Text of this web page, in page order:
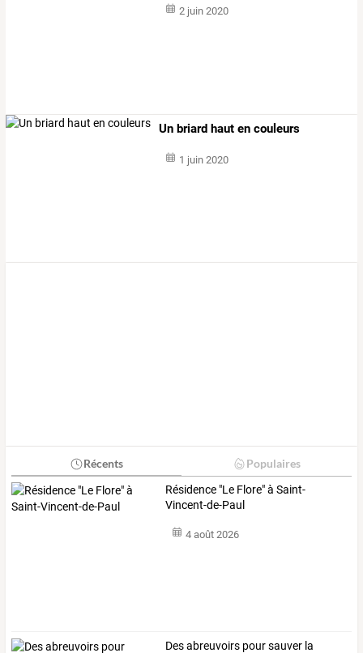
2 juin 2020
Un briard haut en couleurs
1 juin 2020
Récents Populaires
Résidence "Le Flore" à Saint-
Vincent-de-Paul
4 août 2026
Des abreuvoirs pour sauver la